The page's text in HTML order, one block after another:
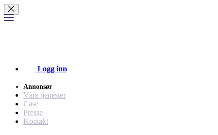
Logg inn
Annonsør
Våre tjenester
Case
Presse
Kontakt